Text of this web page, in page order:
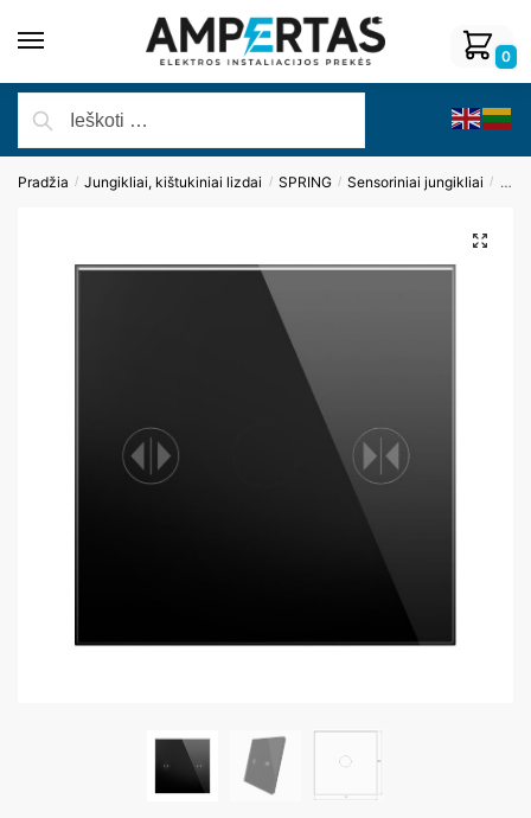
0
Pradžia / Jungikliai, kištukiniai lizdai / SPRING / Sensoriniai jungikliai /